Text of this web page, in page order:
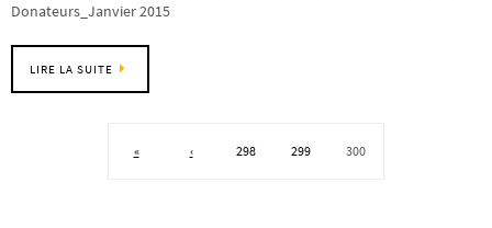
Donateurs_Janvier 2015
LIRE LA SUITE
« ‹ 298 299 300